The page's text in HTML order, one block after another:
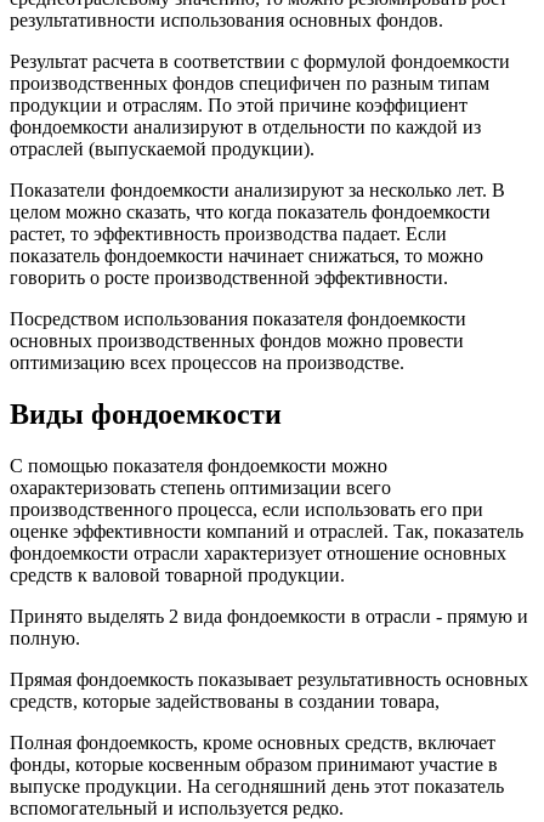
результативности использования основных фондов.
Результат расчета в соответствии с формулой фондоемкости
производственных фондов специфичен по разным типам
продукции и отраслям. По этой причине коэффициент
фондоемкости анализируют в отдельности по каждой из
отраслей (выпускаемой продукции).
Показатели фондоемкости анализируют за несколько лет. В
целом можно сказать, что когда показатель фондоемкости
растет, то эффективность производства падает. Если
показатель фондоемкости начинает снижаться, то можно
говорить о росте производственной эффективности.
Посредством использования показателя фондоемкости
основных производственных фондов можно провести
оптимизацию всех процессов на производстве.
Виды фондоемкости
С помощью показателя фондоемкости можно
охарактеризовать степень оптимизации всего
производственного процесса, если использовать его при
оценке эффективности компаний и отраслей. Так, показатель
фондоемкости отрасли характеризует отношение основных
средств к валовой товарной продукции.
Принято выделять 2 вида фондоемкости в отрасли - прямую и
полную.
Прямая фондоемкость показывает результативность основных
средств, которые задействованы в создании товара,
Полная фондоемкость, кроме основных средств, включает
фонды, которые косвенным образом принимают участие в
выпуске продукции. На сегодняшний день этот показатель
вспомогательный и используется редко.